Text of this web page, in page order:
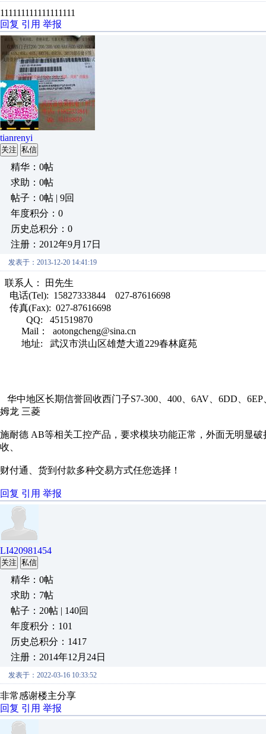
111111111111111111
回复 引用 举报
tianrenyi
关注 私信
精华：0帖
求助：0帖
帖子：0帖 | 9回
年度积分：0
历史总积分：0
注册：2012年9月17日
发表于：2013-12-20 14:41:19
联系人： 田先生
电话(Tel): 15827333844 027-87616698
传真(Fax): 027-87616698
QQ: 451519870
Mail： aotongcheng@sina.cn
地址: 武汉市洪山区雄楚大道229春林庭苑
华中地区长期信誉回收西门子S7-300、400、6AV、6DD、
姆龙 三菱
施耐德 AB等相关工控产品，要求模块功能正常，外面无明显
收、
财付通、货到付款多种交易方式任您选择！
回复 引用 举报
LI420981454
关注 私信
精华：0帖
求助：7帖
帖子：20帖 | 140回
年度积分：101
历史总积分：1417
注册：2014年12月24日
发表于：2022-03-16 10:33:52
非常感谢楼主分享
回复 引用 举报